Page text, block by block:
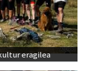
eragilea